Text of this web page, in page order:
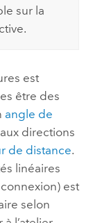
sur la
est
être des
angle de
directions
de distance.
linéaires
est
selon